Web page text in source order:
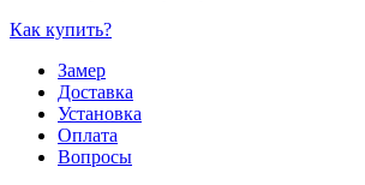
Как купить?
Замер
Доставка
Установка
Оплата
Вопросы